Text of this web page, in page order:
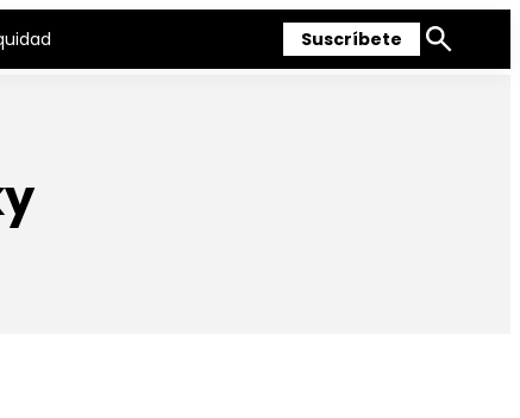
Suscríbete
Mostrar